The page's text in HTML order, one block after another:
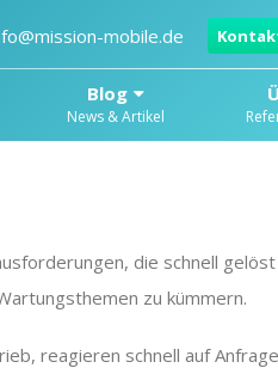
mobile.de
Blog
News & Artikel
die schnell
zu kümmern.
reagieren schnell auf